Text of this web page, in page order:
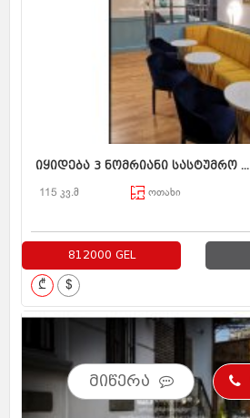
იყიდება 3 ნომრიანი სასტუმრო ...
115 კვ.მ ოთახი
812000 GEL
₾ $
მიწერა